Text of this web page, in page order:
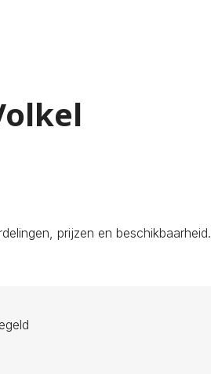
prijzen en beschikbaarheid.